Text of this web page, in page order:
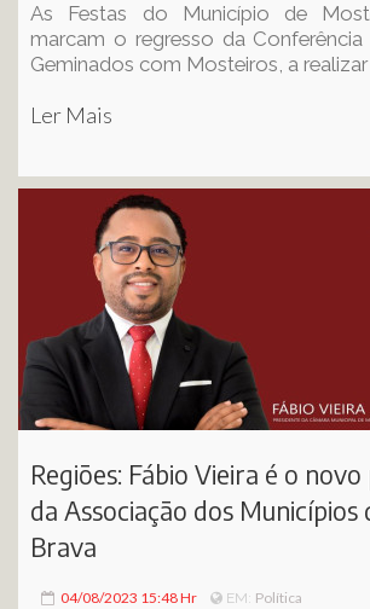
As Festas do Município de
marcam o regresso da
Geminados com Mosteiros, a realizar
Ler Mais
Regiões: Fábio Vieira é o
da Associação dos Municípios
Brava
04/08/2023 15:48 Hr EM: Política